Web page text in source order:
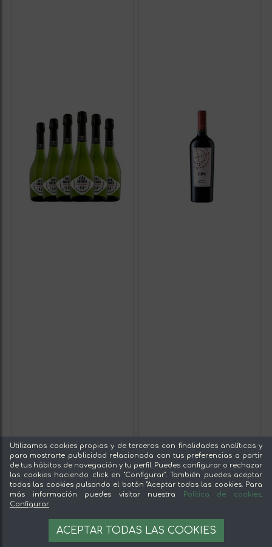
Utilizamos cookies propias y de terceros con finalidades analíticas y
para mostrarte publicidad relacionada con tus preferencias a partir
de tus hábitos de navegación y tu perfil. Puedes configurar o rechazar
las cookies haciendo click en "Configurar". También puedes aceptar
todas las cookies pulsando el botón "Aceptar todas las cookies. Para
más información puedes visitar nuestra
Política de cookies.
Configurar
ACEPTAR TODAS LAS COOKIES